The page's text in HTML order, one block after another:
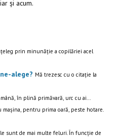
și acum.
prin minunăție a copilăriei acel
alege? Mă trezesc cu o citație la
în plină primăvară, urc cu ai...
mașina, pentru prima oară, peste hotare.
sunt de mai multe feluri. În funcție de